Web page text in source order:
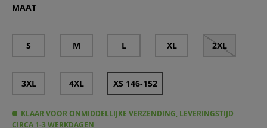
MAAT
S M L XL 2XL
3XL 4XL XS 146-152
KLAAR VOOR ONMIDDELLIJKE VERZENDING, LEVERINGSTIJD
CIRCA 1-3 WERKDAGEN